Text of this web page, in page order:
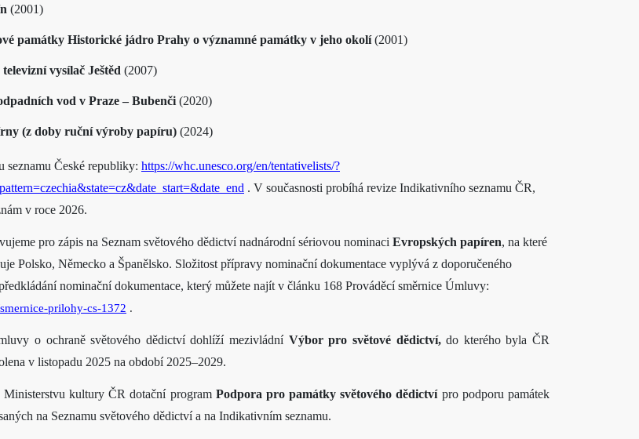
(2001)
památky Historické jádro Prahy o významné památky v jeho okolí(2001)
vysílač Ještěd (2007)
vod v Praze – Bubenči (2020)
(z doby ruční výroby papíru) (2024)
České republiky: https://whc.unesco.org/en/tentativelists/?
. V současnosti probíhá revize Indikativního seznamu ČR,
v roce 2026.
pro zápis na Seznam světového dědictví nadnárodní sériovou nominaci Evropských papíren, na které
Polsko, Německo a Španělsko. Složitost přípravy nominační dokumentace vyplývá z doporučeného
nominační dokumentace, který můžete najít v článku 168 Prováděcí směrnice Úmluvy:
prilohy-cs-1372 .
o ochraně světového dědictví dohlíží mezivládní Výbor pro světové dědictví,do kterého byla ČR
v listopadu 2025 na období 2025–2029.
kultury ČR dotační program Podpora pro památky světového dědictvípro podporu památek
na Seznamu světového dědictví a na Indikativním seznamu.